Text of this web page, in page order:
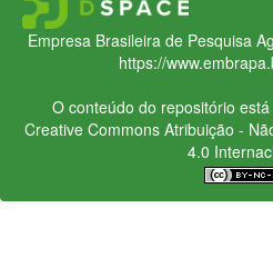
Empresa Brasileira de Pesquisa
https://
O conteúdo do repositório
Creative CommonsAtribuição -
4.0